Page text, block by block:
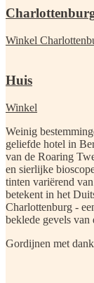
Winkel
Huis
Winkel
Weinig
geliefde hotel in
van de Roaring
en sierlijke
tinten variërend
betekent in het
Charlottenburg -
beklede gevels
Gordijnen met